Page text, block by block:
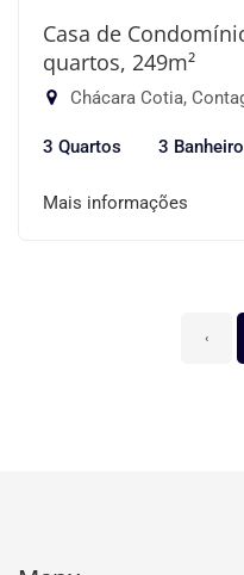
Casa de
quartos, 249m²
Chácara Cotia,
3 Quartos 3
Mais informações
‹